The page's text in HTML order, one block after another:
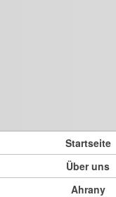
Startseite
Über uns
Ahrany